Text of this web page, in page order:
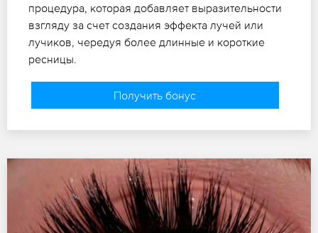
процедура, которая добавляет выразительности
взгляду за счет создания эффекта лучей или
лучиков, чередуя более длинные и короткие
ресницы.
Получить бонус